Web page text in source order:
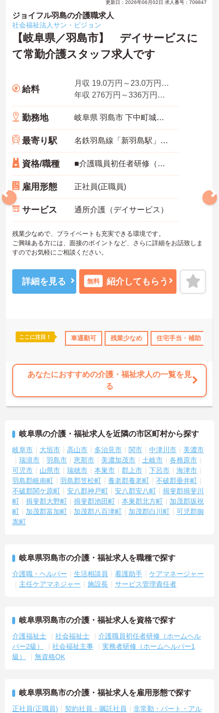
住宅手当・補助 社会保険完備 交通費支給 退職金制度
更新日：2026年06月02日 求人番号：709847
ジョイフル羽島の介護職求人
社会福祉法人サン・ビジョン
【岐阜県／羽島市】 デイサービスに
て常勤介護スタッフ求人です
給料
月収 19.0万円～23.0万円程度（諸手当込み）
年収 276万円～336万円程度（賞与3.0ヶ月分の場合）
勤務地 岐阜県 羽島市 下中町城屋敷318-5
最寄り駅 名鉄羽島線「新羽島駅」バス・車10分
資格/職種 ■介護職員初任者研修（ホームヘルパー2級）以上の資格お持ちの方は尚良し ※未経験者、無資格者応相談
雇用形態 正社員(正職員)
サービス 通所介護（デイサービス）
残業少なめで、プライベートも充実できる環境です。
ご興味ある方には、面接のポイントなど、さらに詳細をお話致しま
すのでお気軽にご相談ください。
詳細を見る 無料 紹介してもらう
ここに注目！ 車通勤可 残業少なめ 住宅手当・補助
あなたにおすすめの介護・福祉求人の一覧を見
る
岐阜県の介護・福祉求人を近隣の市区町村から探す
岐阜市 大垣市 高山市 多治見市 関市 中津川市
美濃市
瑞浪市
羽島市 恵那市 美濃加茂市 土岐市
各務原市
可児市
山県市 瑞穂市 本巣市 郡上市 下呂市
海津市
羽島郡岐南町
羽島郡笠松町 養老郡養老町
不破郡垂井町
不破郡関ケ原町
安八郡神戸町 安八郡安八町
揖斐郡揖斐川
町
揖斐郡大野町 揖斐郡池田町 本巣郡北方町
加茂郡坂祝
町
加茂郡富加町 加茂郡八百津町 加茂郡白川町
可児郡御
嵩町
岐阜県羽島市の介護・福祉求人を職種で探す
介護職・ヘルパー 生活相談員 看護助手
ケアマネージャー
主任ケアマネジャー
施設長 サービス管理責任者
岐阜県羽島市の介護・福祉求人を資格で探す
介護福祉士 社会福祉士
介護職員初任者研修（ホームヘル
パー2級）
社会福祉主事
実務者研修（ホームヘルパー1
級）
無資格OK
岐阜県羽島市の介護・福祉求人を雇用形態で探す
正社員(正職員) 契約社員・嘱託社員
非常勤・パート・アル